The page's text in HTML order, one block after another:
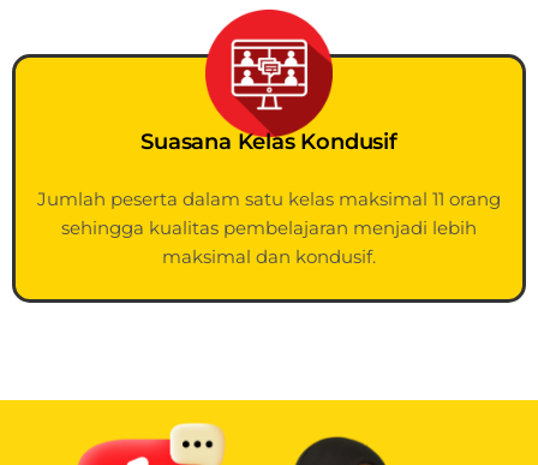
Suasana Kelas Kondusif
Jumlah peserta dalam satu kelas maksimal 11 orang
sehingga kualitas pembelajaran menjadi lebih
maksimal dan kondusif.